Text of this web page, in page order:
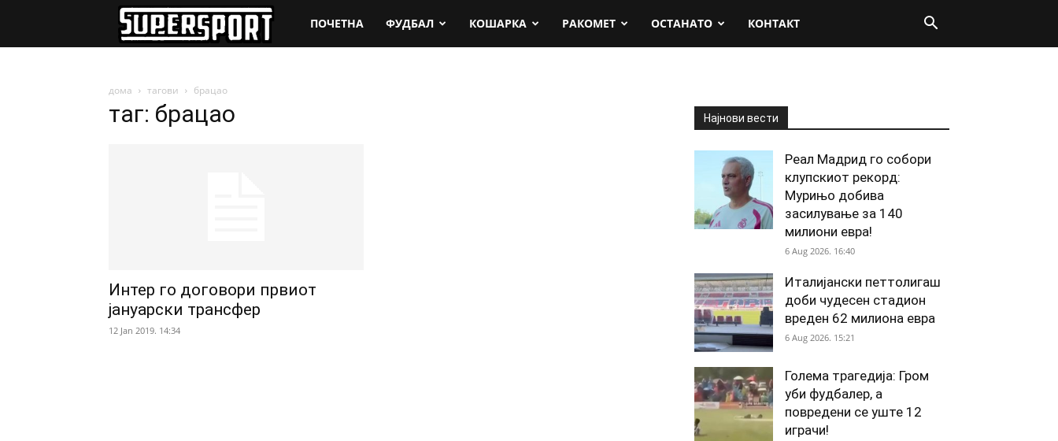
SuperSport.mk
ПОЧЕТНА ФУДБАЛ КОШАРКА РАКОМЕТ ОСТАНАТО КОНТАКТ
дома тагови брацао
таг: брацао
Интер го договори првиот
јануарски трансфер
12 Jan 2019. 14:34
Најнови вести
Реал Мадрид го собори
клупскиот рекорд:
Мурињо добива
засилување за 140
милиони евра!
6 Aug 2026. 16:40
Италијански петтолигаш
доби чудесен стадион
вреден 62 милиона евра
6 Aug 2026. 15:21
Голема трагедија: Гром
уби фудбалер, а
повредени се уште 12
играчи!